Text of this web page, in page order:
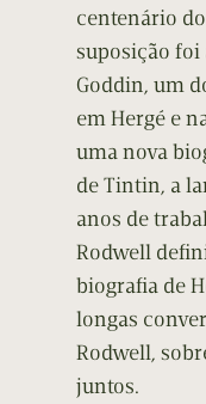
centenário
suposição foi
Goddin, um
em Hergé e
uma nova
de Tintin, a
anos de
Rodwell
biografia de
longas
Rodwell,
juntos.